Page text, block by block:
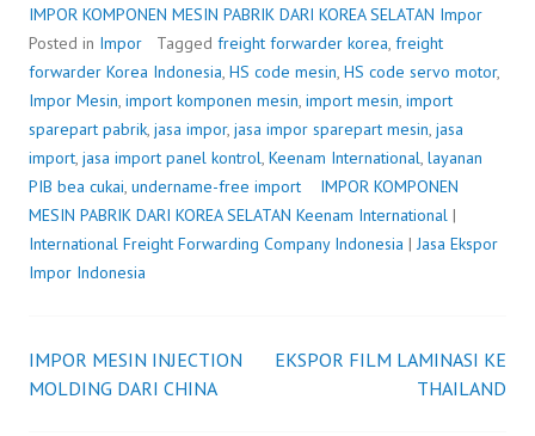
IMPOR KOMPONEN MESIN PABRIK DARI KOREA SELATAN Impor
Posted in Impor Tagged freight forwarder korea, freight
forwarder Korea Indonesia, HS code mesin, HS code servo motor,
Impor Mesin, import komponen mesin, import mesin, import
sparepart pabrik, jasa impor, jasa impor sparepart mesin, jasa
import, jasa import panel kontrol, Keenam International, layanan
PIB bea cukai, undername-free import
IMPOR KOMPONEN
MESIN PABRIK DARI KOREA SELATAN P
o
d
b
y
i
Keenam International |
International Freight Forwarding Company Indonesia |Jasa Ekspor
Impor Indonesia
Post
IMPOR MESIN INJECTION
MOLDING DARI CHINA
EKSPOR FILM LAMINASI KE
THAILAND